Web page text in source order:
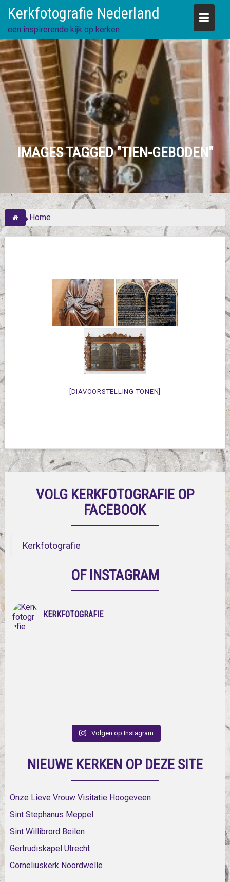
content
Kerkfotografie Nederland
een inspirerende kijk op kerken
IMAGES TAGGED "TIEN-GEBODEN"
Home
[DIAVOORSTELLING TONEN]
VOLG KERKFOTOGRAFIE OP
FACEBOOK
Kerkfotografie
OF INSTAGRAM
KERKFOTOGRAFIE
Volgen op Instagram
NIEUWE KERKEN OP DEZE SITE
Onze Lieve Vrouw Visitatie Hoogeveen
Sint Stephanus Meppel
Sint Willibrord Beilen
Gertrudiskapel Utrecht
Corneliuskerk Noordwelle